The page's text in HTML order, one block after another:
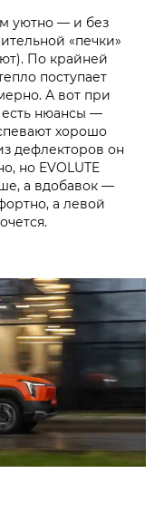
уютно — и без
«печки»
По крайней
поступает
А вот при
есть нюансы —
хорошо
дефлекторов он
но EVOLUTE
а вдобавок —
а левой